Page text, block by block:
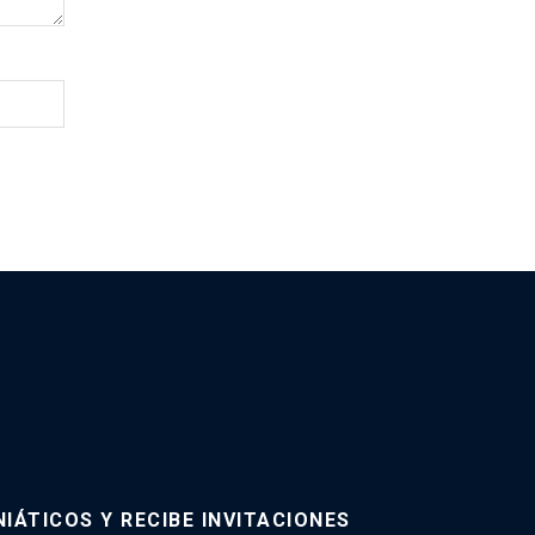
Y RECIBE INVITACIONES